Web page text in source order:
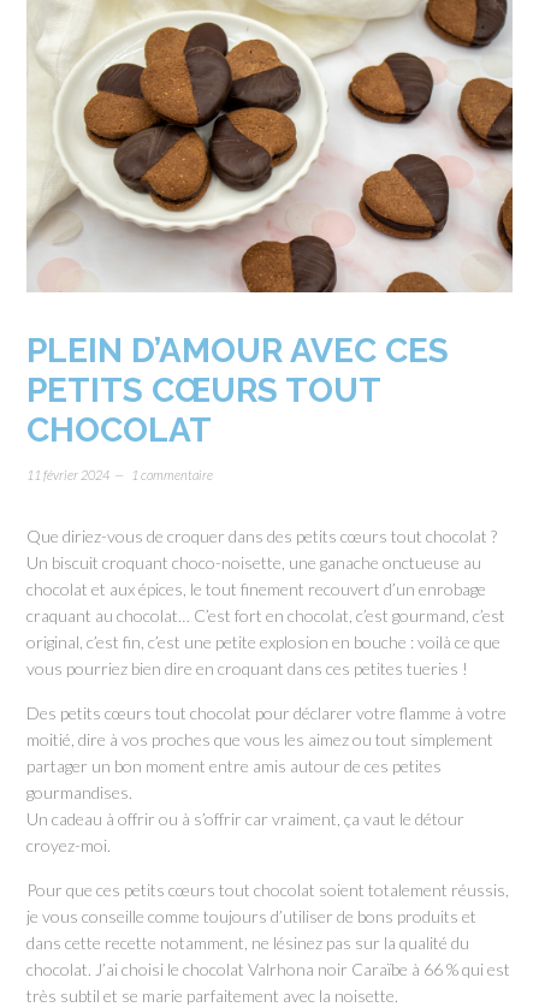
PLEIN D’AMOUR AVEC CES
PETITS CŒURS TOUT
CHOCOLAT
11 février 2024 1 commentaire
Que diriez-vous de croquer dans des petits cœurs tout chocolat ?
Un biscuit croquant choco-noisette, une ganache onctueuse au
chocolat et aux épices, le tout finement recouvert d’un enrobage
craquant au chocolat… C’est fort en chocolat, c’est gourmand, c’est
original, c’est fin, c’est une petite explosion en bouche : voilà ce que
vous pourriez bien dire en croquant dans ces petites tueries !
Des petits cœurs tout chocolat pour déclarer votre flamme à votre
moitié, dire à vos proches que vous les aimez ou tout simplement
partager un bon moment entre amis autour de ces petites
gourmandises.
Un cadeau à offrir ou à s’offrir car vraiment, ça vaut le détour
croyez-moi.
Pour que ces petits cœurs tout chocolat soient totalement réussis,
je vous conseille comme toujours d’utiliser de bons produits et
dans cette recette notamment, ne lésinez pas sur la qualité du
chocolat. J’ai choisi le chocolat Valrhona noir Caraïbe à 66 % qui est
très subtil et se marie parfaitement avec la noisette.